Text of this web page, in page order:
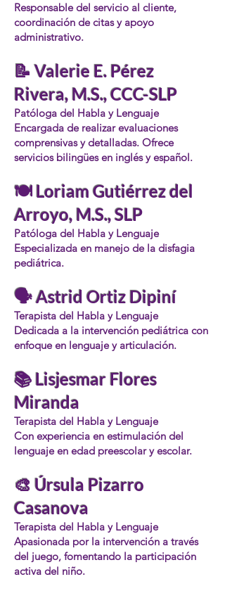
Responsable del servicio al cliente,
coordinación de citas y apoyo
administrativo.
📝 Valerie E. Pérez
Rivera, M.S., CCC-SLP
Patóloga del Habla y Lenguaje
Encargada de realizar evaluaciones
comprensivas y detalladas. Ofrece
servicios bilingües en inglés y español.
🍽️ Loriam Gutiérrez del
Arroyo, M.S., SLP
Patóloga del Habla y Lenguaje
Especializada en manejo de la disfagia
pediátrica.
🗣️ Astrid Ortiz Dipiní
Terapista del Habla y Lenguaje
Dedicada a la intervención pediátrica con
enfoque en lenguaje y articulación.
📚 Lisjesmar Flores
Miranda
Terapista del Habla y Lenguaje
Con experiencia en estimulación del
lenguaje en edad preescolar y escolar.
🎨 Úrsula Pizarro
Casanova
Terapista del Habla y Lenguaje
Apasionada por la intervención a través
del juego, fomentando la participación
activa del niño.